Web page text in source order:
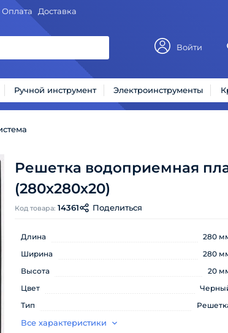
Оплата Доставка
Войти
Ручной инструмент Электроинструменты
Решетка водоприемная
(280х280х20)
Код товара: 14361 Поделиться
Длина
280
Ширина
280
Высота
20
Цвет
Тип
Все характеристики